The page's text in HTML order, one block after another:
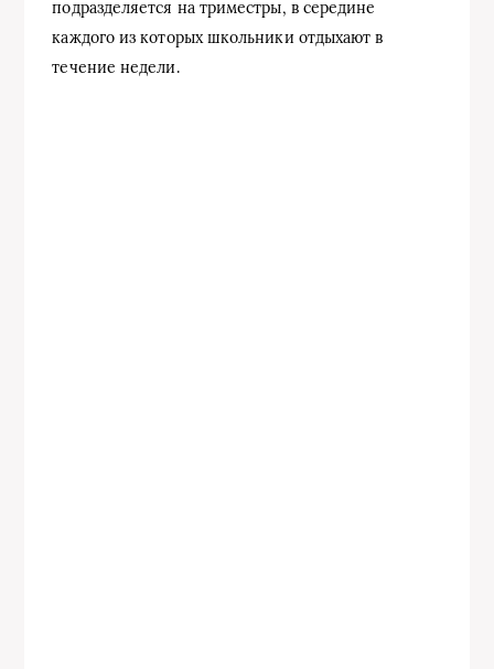
подразделяется на триместры, в середине
каждого из которых школьники отдыхают в
течение недели.